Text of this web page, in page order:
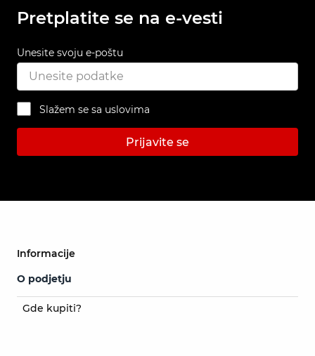
Pretplatite se na e-vesti
Unesite svoju e-poštu
Slažem se sa uslovima
Prijavite se
Informacije
O podjetju
Gde kupiti?